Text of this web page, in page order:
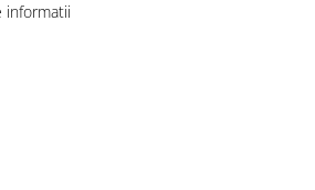
informatii